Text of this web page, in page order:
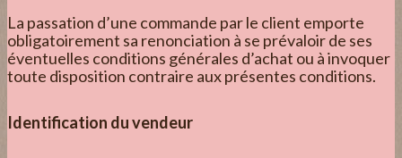
La passation d’une commande par le client emporte
obligatoirement sa renonciation à se prévaloir de ses
éventuelles conditions générales d’achat ou à invoquer
toute disposition contraire aux présentes conditions.
Identification du vendeur